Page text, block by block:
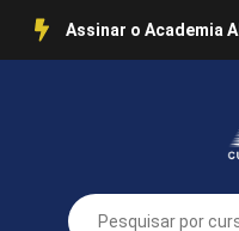
Assinar o Academia